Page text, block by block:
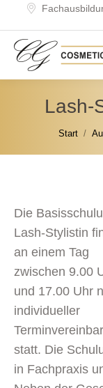
Lash-
Sie
Start
Die
Lash-Stylistin
an einem Tag
zwischen 9.00
und 17.00 Uhr
individueller
statt. Die
in Fachpraxis